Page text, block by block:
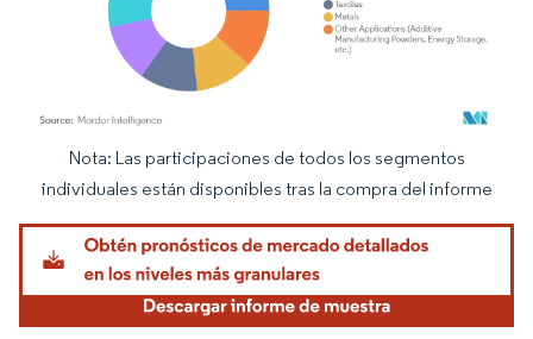
Imagen © Mordor Intelligence. El uso requiere atribución según CC BY 4.0.
Nota: Las participaciones de todos los segmentos
individuales están disponibles tras la compra del informe